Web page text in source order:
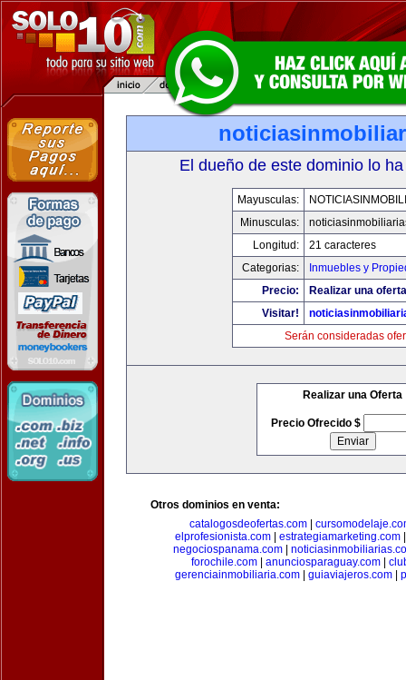
El dueño de este dominio lo
Mayusculas:
Minusculas:
Longitud:
21 caracteres
Categorias:
Inmuebles y
Precio:
Realizar una
Visitar!
Serán consideradas
Realizar una Oferta
Precio Ofrecido $
Otros dominios en venta:
catalogosdeofertas.com|
elprofesionista.com
estrategiamarketing.com
negociospanama.com
forochile.com| anunciosparaguay.com|
gerenciainmobiliaria.com
guiaviajeros.com